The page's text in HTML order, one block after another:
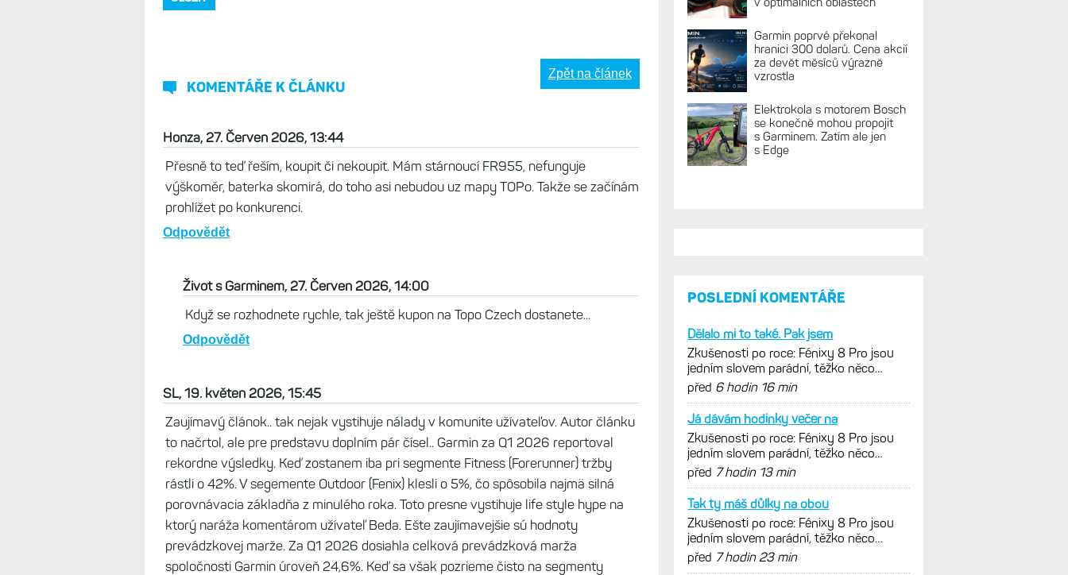
KOMENTÁŘE K ČLÁNKU
Zpět na článek
Honza, 27. Červen 2026, 13:44
Přesně to teď řeším, koupit či nekoupit. Mám stárnoucí FR955, nefunguje
výškoměr, baterka skomirá, do toho asi nebudou uz mapy TOPo. Takže se začínám
prohlížet po konkurenci.
Odpovědět
Život s Garminem, 27. Červen 2026, 14:00
Když se rozhodnete rychle, tak ještě kupon na Topo Czech dostanete...
Odpovědět
SL, 19. květen 2026, 15:45
Zaujímavý článok.. tak nejak vystihuje nálady v komunite užívateľov. Autor článku
to načrtol, ale pre predstavu doplním pár čísel.. Garmin za Q1 2026 reportoval
rekordne výsledky. Keď zostanem iba pri segmente Fitness (Forerunner) tržby
rástli o 42%. V segemente Outdoor (Fenix) klesli o 5%, čo spôsobila najmä silná
porovnávacia základňa z minulého roka. Toto presne vystihuje life style hype na
ktorý naráža komentárom užívateľ Beda. Ešte zaujímavejšie sú hodnoty
prevádzkovej marže. Za Q1 2026 dosiahla celková prevádzková marža
spoločnosti Garmin úroveň 24,6%. Keď sa však pozrieme čisto na segmenty
Garmin poprvé překonal
hranici 300 dolarů. Cena akcií
za devět měsíců výrazně
vzrostla
Elektrokola s motorem Bosch
se konečně mohou propojit
s Garminem. Zatím ale jen
s Edge
POSLEDNÍ KOMENTÁŘE
Dělalo mi to také. Pak jsem
Zkušenosti po roce: Fénixy 8 Pro jsou
jedním slovem parádní, těžko něco
vytknout. Ale ta nositelnost
před 6 hodin 16 min
Já dávám hodinky večer na
Zkušenosti po roce: Fénixy 8 Pro jsou
jedním slovem parádní, těžko něco
vytknout. Ale ta nositelnost
před 7 hodin 13 min
Tak ty máš důlky na obou
Zkušenosti po roce: Fénixy 8 Pro jsou
jedním slovem parádní, těžko něco
vytknout. Ale ta nositelnost
před 7 hodin 23 min